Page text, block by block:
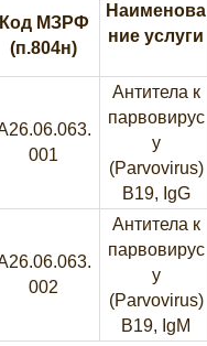
Код МЗРФ
(п.804н)
Наименова
ние услуги
001
Антитела к
парвовирус
у
(Parvovirus)
B19, IgG
002
Антитела к
парвовирус
у
(Parvovirus)
B19, IgM